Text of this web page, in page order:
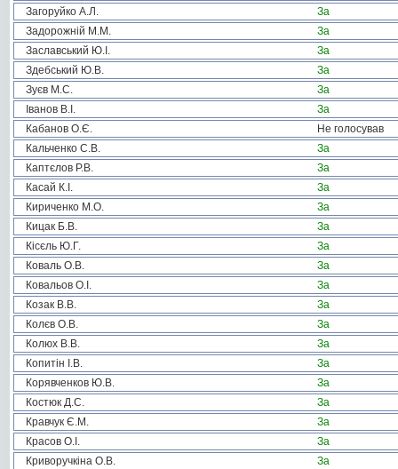
Загоруйко А.Л.
За
Задорожній М.М.
За
Заславський Ю.І.
За
Здебський Ю.В.
За
Зуєв М.С.
За
Іванов В.І.
За
Кабанов О.Є.
Не голосував
Кальченко С.В.
За
Каптєлов Р.В.
За
Касай К.І.
За
Кириченко М.О.
За
Кицак Б.В.
За
Кісєль Ю.Г.
За
Коваль О.В.
За
Ковальов О.І.
За
Козак В.В.
За
Колєв О.В.
За
Колюх В.В.
За
Копитін І.В.
За
Корявченков Ю.В.
За
Костюк Д.С.
За
Кравчук Є.М.
За
Красов О.І.
За
Криворучкіна О.В.
За